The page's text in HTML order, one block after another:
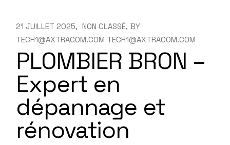
21 JUILLET 2025 NON CLASSÉ BY
TECH1@AXTRACOM.COM TECH1@AXTRACOM.COM
PLOMBIER BRON –
Expert en
dépannage et
rénovation